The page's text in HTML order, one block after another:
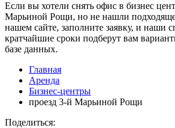
Если вы хотели снять офис в бизнес
Марьиной Рощи, но не нашли
нашем сайте, заполните заявку, и наши
кратчайшие сроки подберут вам
базе данных.
Главная
Аренда
Бизнес-центры
проезд 3-й Марьиной Рощи
Поделиться: